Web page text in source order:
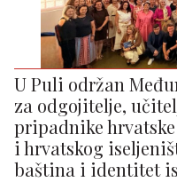
U Puli održan
za odgojitelje,
pripadnike
i hrvatskog
baština i identitet